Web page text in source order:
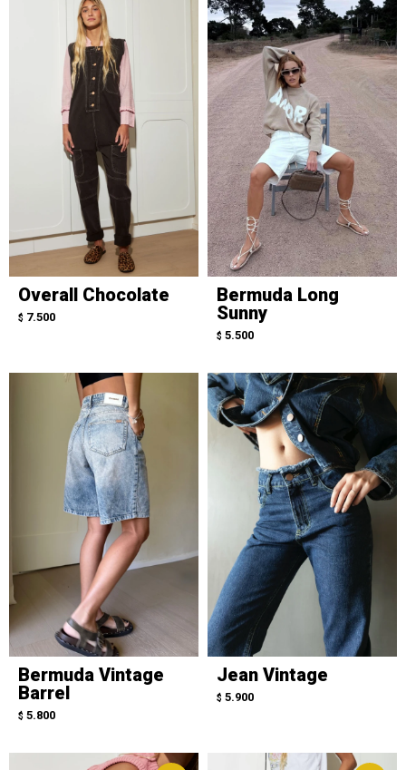
Overall Chocolate
$ 7.500
Bermuda Long
Sunny
$ 5.500
Bermuda Vintage
Barrel
$ 5.800
Jean Vintage
$ 5.900